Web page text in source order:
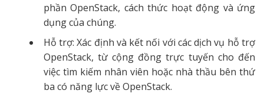
phần OpenStack, cách thức hoạt động và ứng
dụng của chúng.
Hỗ trợ: Xác định và kết nối với các dịch vụ hỗ trợ
OpenStack, từ cộng đồng trực tuyến cho đến
việc tìm kiếm nhân viên hoặc nhà thầu bên thứ
ba có năng lực về OpenStack.